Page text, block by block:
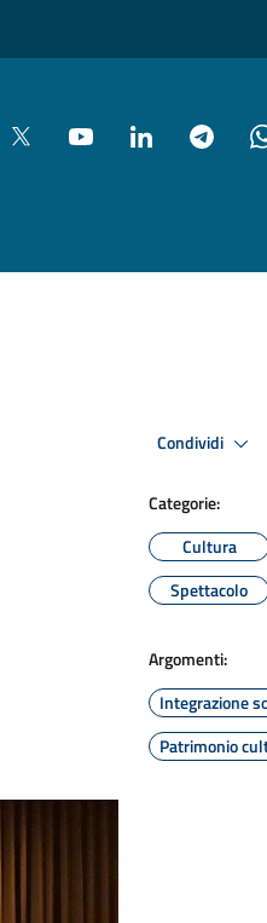
Condividi
Categorie:
Cultura
Spettacolo
Argomenti:
Integrazione
Patrimonio